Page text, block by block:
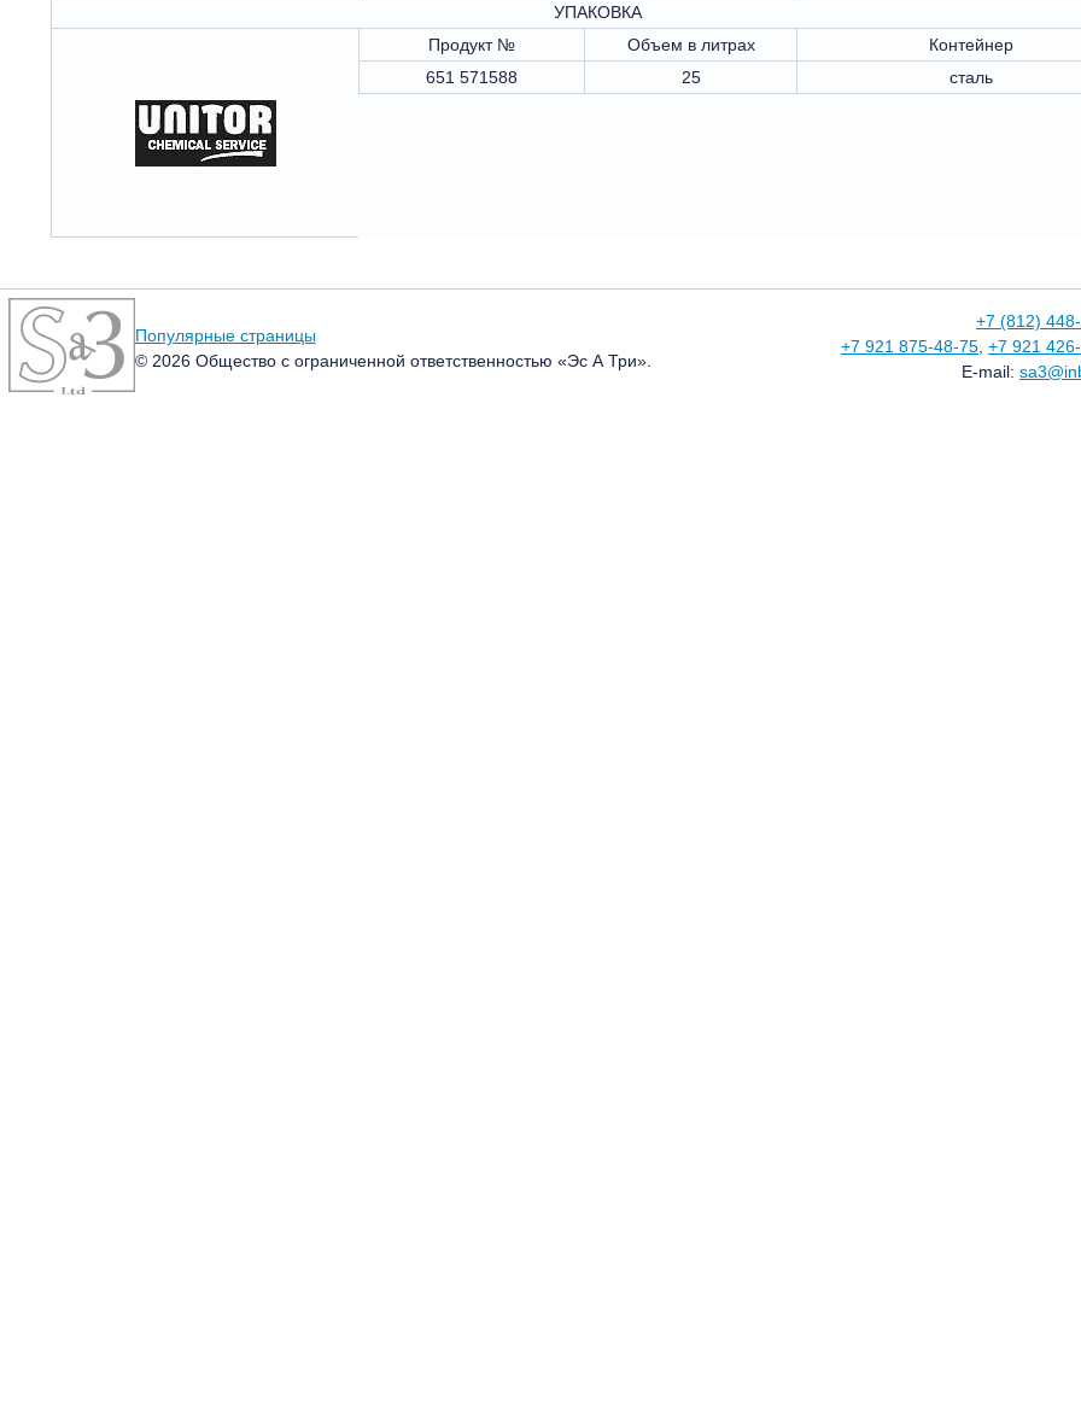
УПАКОВКА
Продукт №
Объем в литрах
Контейнер
651 571588
25 сталь
Популярные страницы
© 2026 Общество с ограниченной ответственностью «Эс А Три».
+7 (812)
+7 921 875-48-75 +7 921
E-mail: